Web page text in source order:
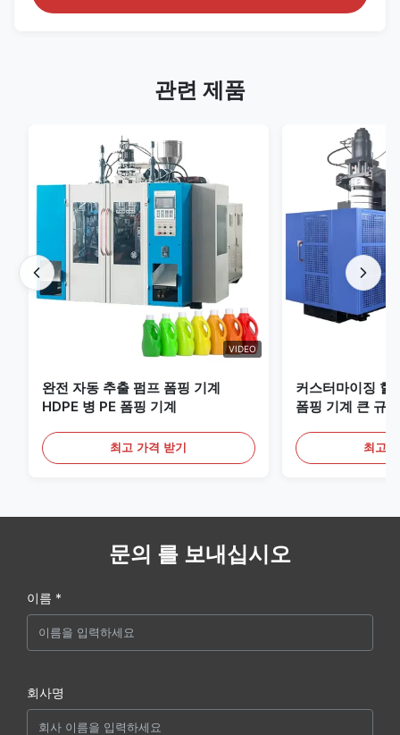
관련 제품
VIDEO
완전 자동 추출 펌프 폼핑 기계
HDPE 병 PE 폼핑 기계
최고 가격 받기
커스터마이징 할
폼핑 기계 큰 규
최고
문의 를 보내십시오
이름 *
회사명